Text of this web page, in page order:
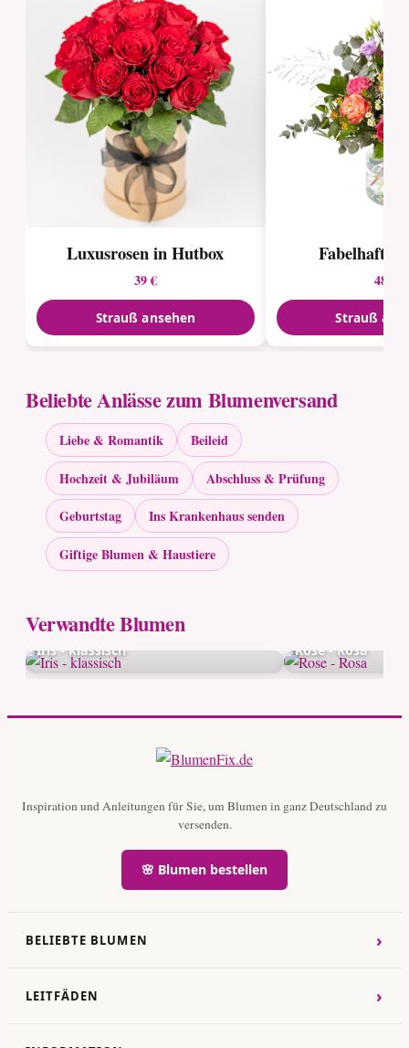
Luxusrosen in Hutbox
39 €
Strauß ansehen
Fabelhafte
48 €
Strauß
Beliebte Anlässe zum Blumenversand
Liebe & Romantik
Beileid
Hochzeit & Jubiläum
Abschluss & Prüfung
Geburtstag
Ins Krankenhaus senden
Giftige Blumen & Haustiere
Verwandte Blumen
Iris - klassisch Rose - Rosa
Inspiration und Anleitungen für Sie, um Blumen in ganz Deutschland zu
versenden.
🌸 Blumen bestellen
BELIEBTE BLUMEN ›
LEITFÄDEN ›